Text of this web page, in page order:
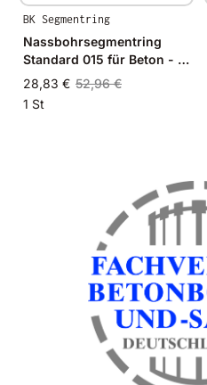
BK Segmentring
Nassbohrsegmentring
Standard 015 für Beton - Ø
28mm - 28/23mm
28,83 € 52,96 €
1 St